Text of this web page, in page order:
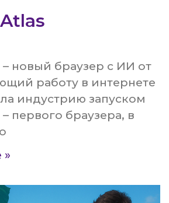
– новый браузер с ИИ от
работу в интернете
индустрию запуском
первого браузера, в
»